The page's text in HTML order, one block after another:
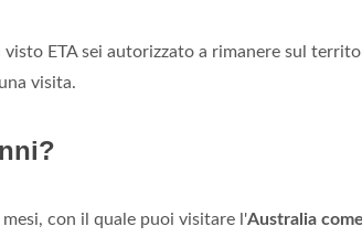
visto ETA sei autorizzato a rimanere sul
visita.
con il quale puoi visitare l'Australia come